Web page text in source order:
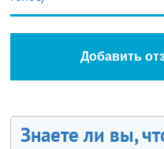
Добавить
Знаете ли вы,